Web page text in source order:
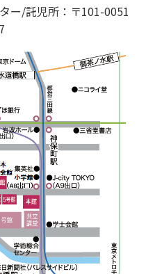
ー/託児所：〒101-0051